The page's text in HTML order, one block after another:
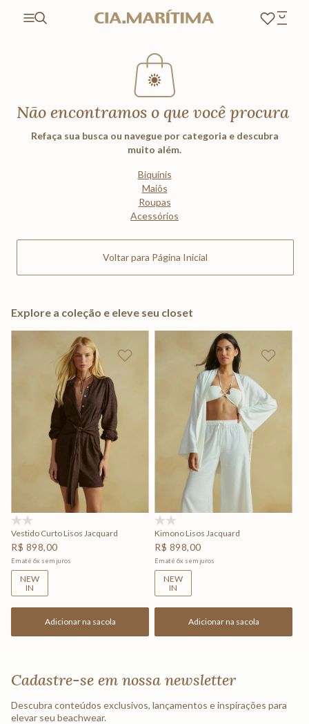
Não encontramos o que você procura
Refaça sua busca ou navegue por categoria e descubra
muito além.
Biquínis
Maiôs
Roupas
Acessórios
Voltar para Página Inicial
Explore a coleção e eleve seu closet
Vestido Curto Lisos Jacquard
R$ 898,00
Em até 6x sem juros
NEW
IN
Adicionar na sacola
Kimono Lisos Jacquard
R$ 898,00
Em até 6x sem juros
NEW
IN
Adicionar na sacola
Cadastre-se em nossa newsletter
Descubra conteúdos exclusivos, lançamentos e inspirações para
elevar seu beachwear.